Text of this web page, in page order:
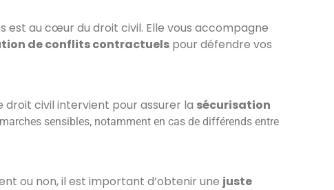
au cœur du droit civil. Elle vous accompagne
de conflits contractuels pour défendre vos
droit civil intervient pour assurer la sécurisation
sensibles, notamment en cas de différends entre
ou non, il est important d’obtenir une juste